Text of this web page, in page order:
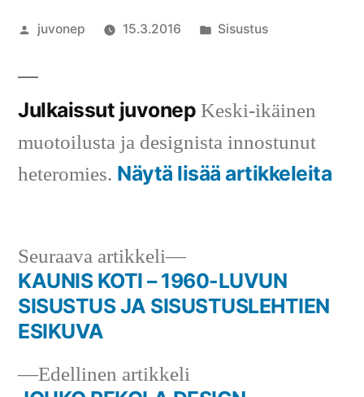
Artikkelin
on
juvonep 15.3.2016
Julkaistu
Sisustus
Julkaissut juvonep Keski-ikäinen
muotoilusta ja designista innostunut
heteromies. Näytä lisää artikkeleita
Artikkelien
selaus
Edellinen artikkeliEdellinen
Seuraava artikkeli
Seuraava
artikkeli:
KAUNIS KOTI – 1960-LUVUN
SISUSTUS JA SISUSTUSLEHTIEN
ESIKUVA